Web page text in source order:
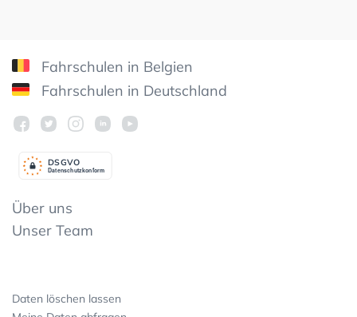
Fahrschulen in Belgien
Fahrschulen in Deutschland
Datenschutzkonform
DSGVO
Über uns
Unser Team
Daten löschen lassen